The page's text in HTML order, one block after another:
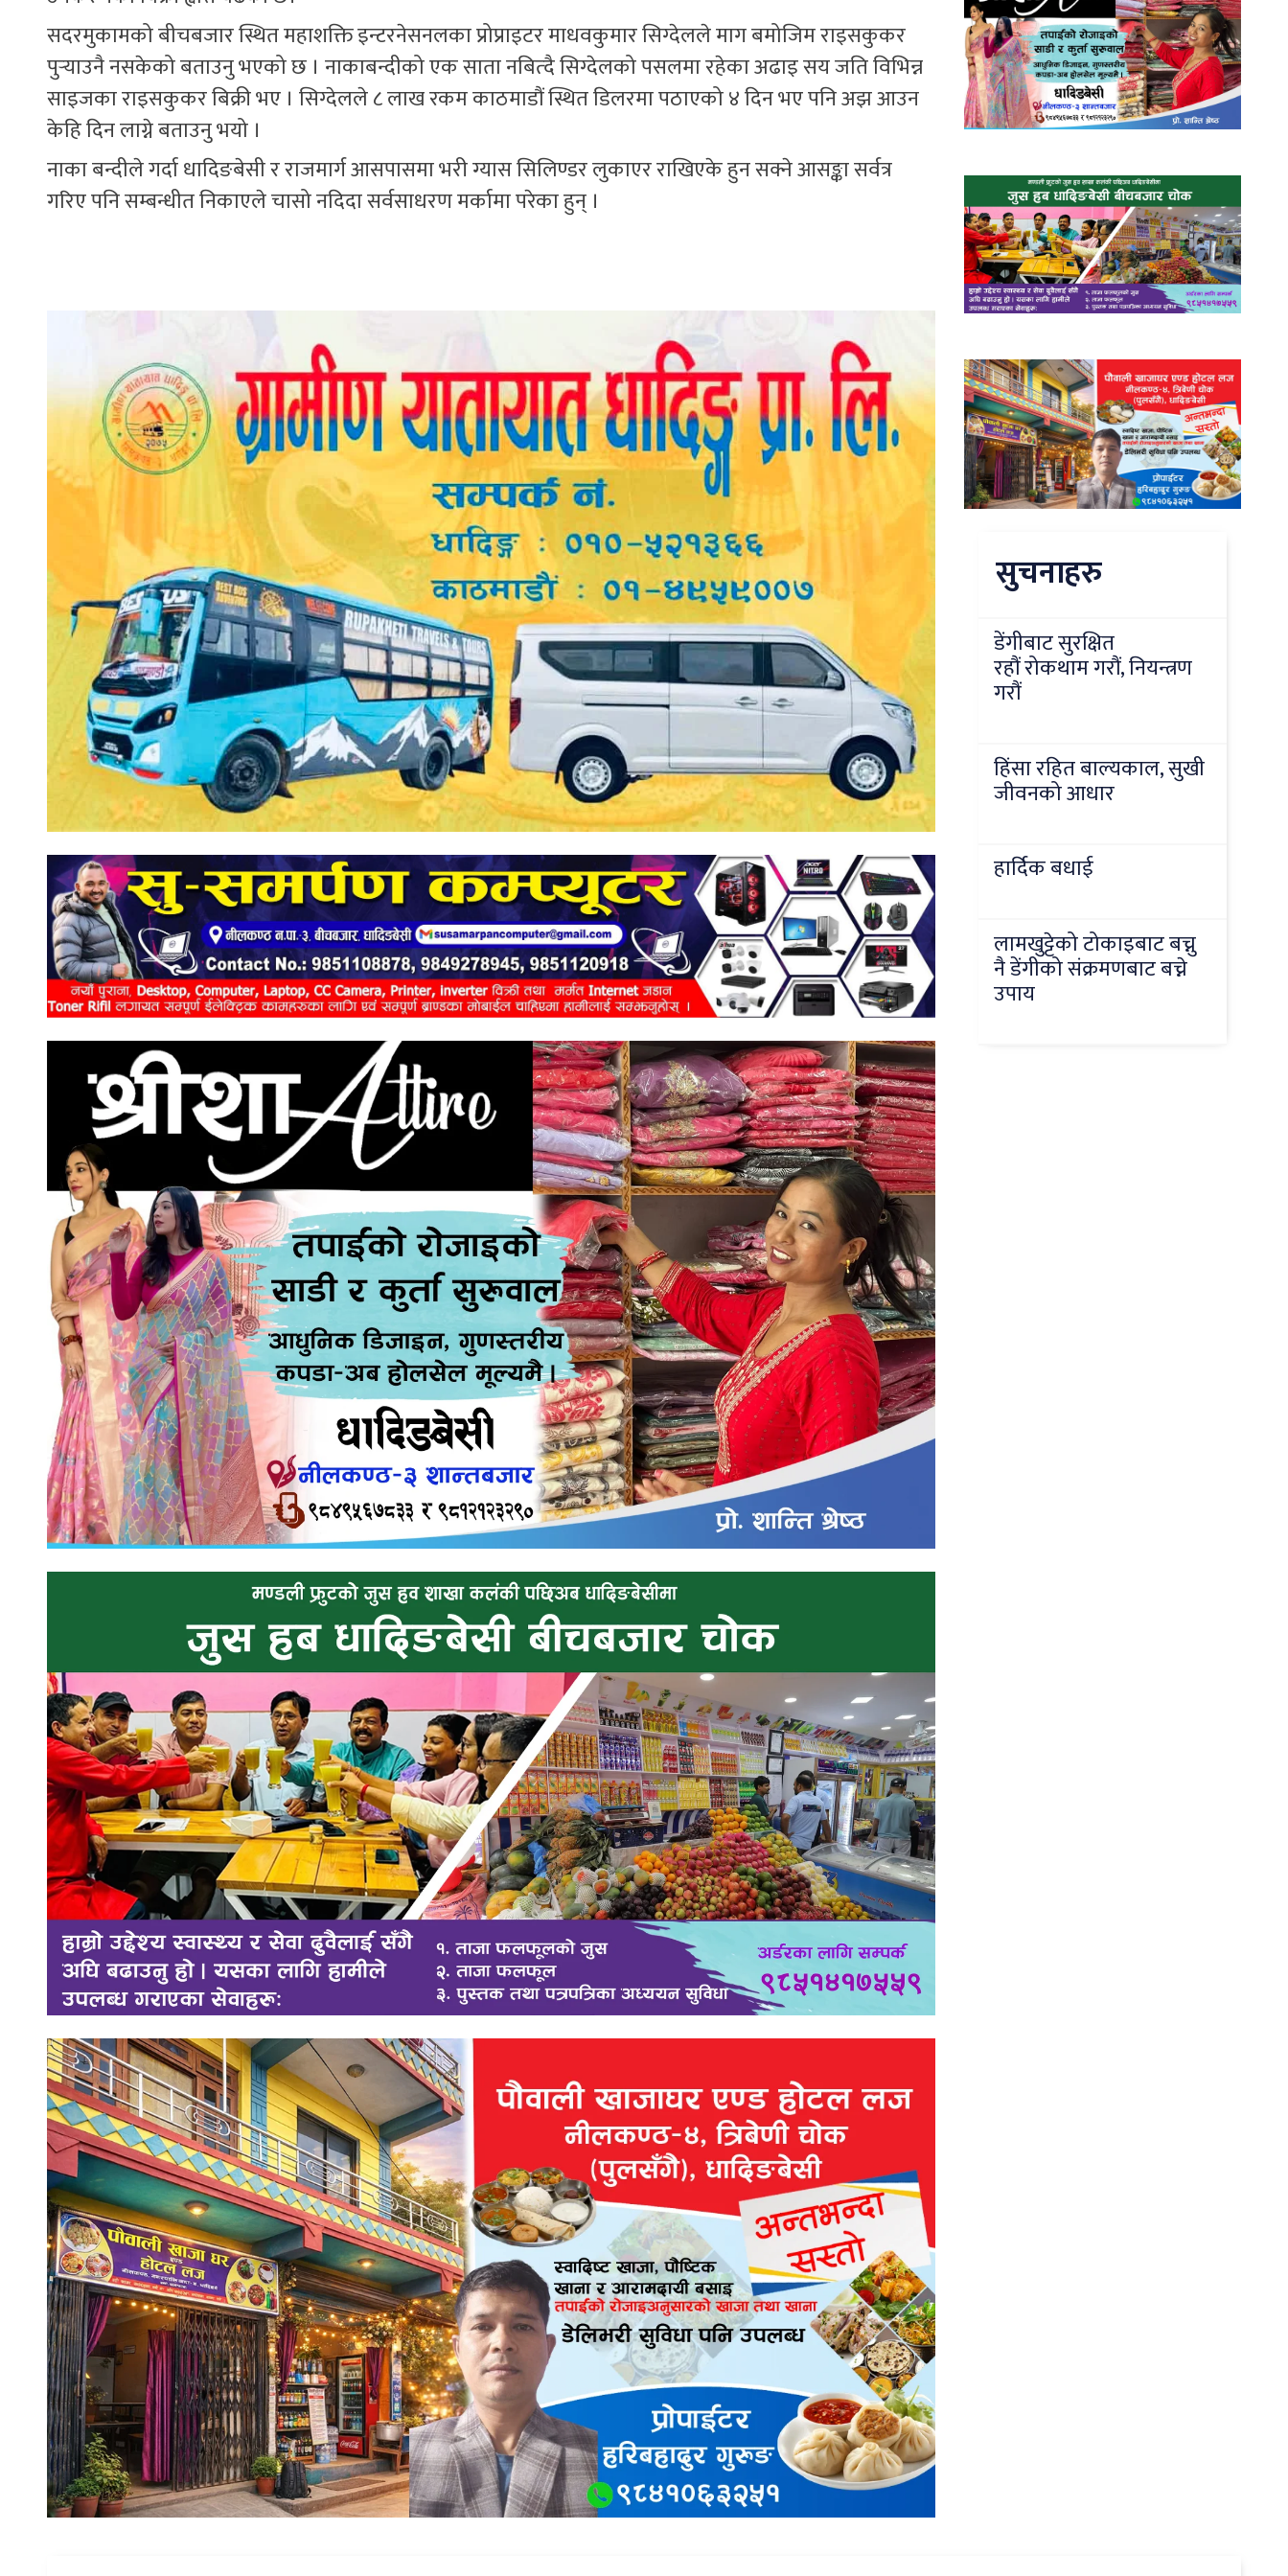
सदरमुकामको बीचबजार स्थित महाशक्ति इन्टरनेसनलका प्रोप्राइटर माधवकुमार सिग्देलले माग बमोजिम राइसकुकर
पुर्‍याउनै नसकेको बताउनु भएको छ । नाकाबन्दीको एक साता नबित्दै सिग्देलको पसलमा रहेका अढाइ सय जति विभिन्न
साइजका राइसकुकर बिक्री भए । सिग्देलले ८ लाख रकम काठमाडौं स्थित डिलरमा पठाएको ४ दिन भए पनि अझ आउन
केहि दिन लाग्ने बताउनु भयो ।
नाका बन्दीले गर्दा धादिङबेसी र राजमार्ग आसपासमा भरी ग्यास सिलिण्डर लुकाएर राखिएके हुन सक्ने आसङ्का सर्वत्र
गरिए पनि सम्बन्धीत निकाएले चासो नदिदा सर्वसाधरण मर्कामा परेका हुन् ।
सुचनाहरु
डेंगीबाट सुरक्षित
रहौं रोकथाम गरौं, नियन्त्रण
गरौं
हिंसा रहित बाल्यकाल, सुखी
जीवनको आधार
हार्दिक बधाई
लामखुट्टेको टोकाइबाट बच्नु
नै डेंगीको संक्रमणबाट बच्ने
उपाय